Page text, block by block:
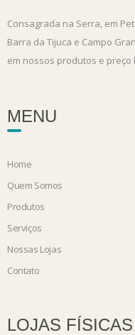
Consagrada na Serra, em
Barra da Tijuca e Campo
em nossos produtos e preço
MENU
Home
Quem Somos
Produtos
Serviços
Nossas Lojas
Contato
LOJAS FÍSICAS